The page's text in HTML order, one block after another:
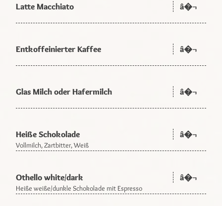
Latte Macchiato â�¬
Entkoffeinierter Kaffee â�¬
Glas Milch oder Hafermilch â�¬
Heiße Schokolade â�¬
Vollmilch, Zartbitter, Weiß
Othello white/dark â�¬
Heiße weiße/dunkle Schokolade mit Espresso